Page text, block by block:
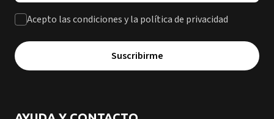
Acepto las condiciones y la política de privacidad
Suscribirme